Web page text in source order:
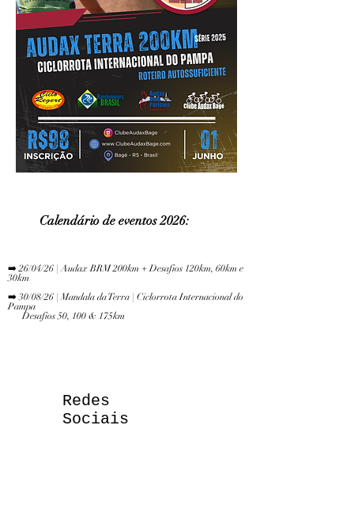
Calendário de eventos 2026:
➡️ 26/04/26 | Audax BRM 200km + Desafios 120km, 60km e
30km
➡️ 30/08/26 | Mandala da Terra | Ciclorrota Internacional do
Pampa
Desafios 50, 100 & 175km
Redes
Sociais